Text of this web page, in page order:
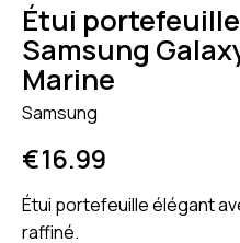
Étui
Samsung
Marine
Samsung
€16.99
Étui portefeuille élégant
raffiné.